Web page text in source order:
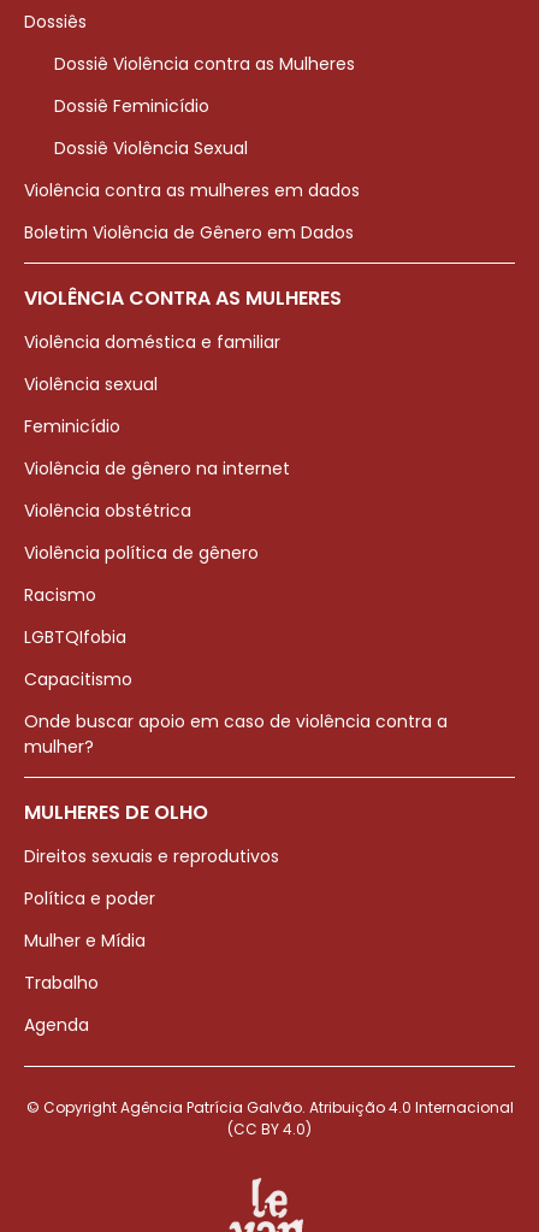
Dossiês
Dossiê Violência contra as Mulheres
Dossiê Feminicídio
Dossiê Violência Sexual
Violência contra as mulheres em dados
Boletim Violência de Gênero em Dados
VIOLÊNCIA CONTRA AS MULHERES
Violência doméstica e familiar
Violência sexual
Feminicídio
Violência de gênero na internet
Violência obstétrica
Violência política de gênero
Racismo
LGBTQIfobia
Capacitismo
Onde buscar apoio em caso de violência contra a
mulher?
MULHERES DE OLHO
Direitos sexuais e reprodutivos
Política e poder
Mulher e Mídia
Trabalho
Agenda
© Copyright Agência Patrícia Galvão. Atribuição 4.0 Internacional
(CC BY 4.0)